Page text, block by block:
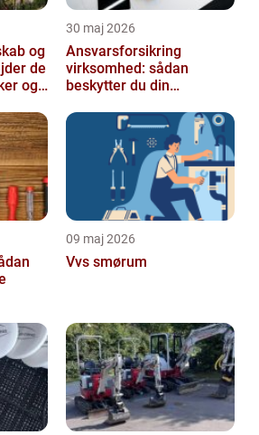
og
de
og
30 maj 2026
Ansvarsforsikring
virksomhed: sådan
beskytter du din
09 maj 2026
Vvs smørum